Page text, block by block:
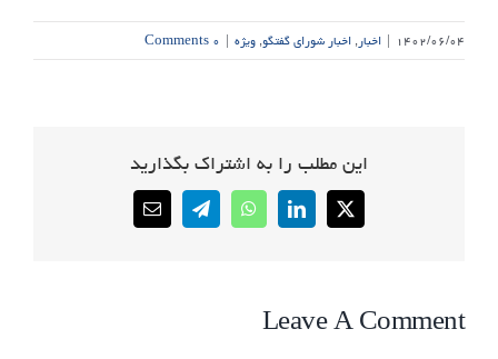
۱۴۰۲/۰۶/۰۴ | اخبار,اخبار شورای گفتگو,ویژه | ۰ Comments
این مطلب را به اشتراک بگذارید
X
LinkedIn
WhatsApp
Telegram
Email
Leave A Comment